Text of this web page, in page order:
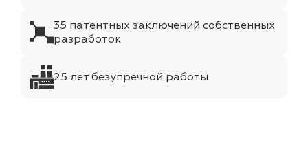
35 патентных заключений собственных
разработок
25 лет безупречной работы